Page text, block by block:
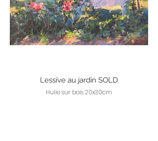
Lessive au jardin SOLD
Huile sur bois 20x30cm